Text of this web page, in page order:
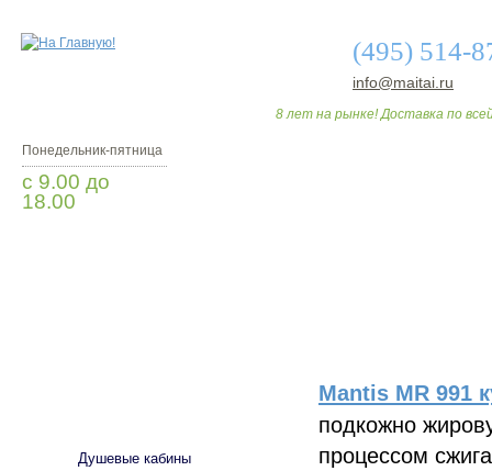
(495) 514-
info@maitai.ru
8 лет на рынке! Доставка по
Понедельник-пятница
с 9.00 до
18.00
Mantis MR 991
подкожно
процессом
Душевые кабины